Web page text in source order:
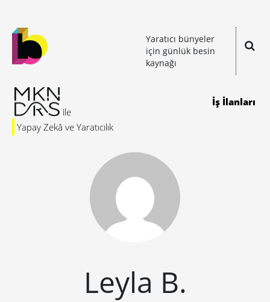
Yaratıcı bünyeler
için günlük besin
kaynağı
Yapay Zekâ ve Yaratıcılık
İş İlanları
Leyla B.